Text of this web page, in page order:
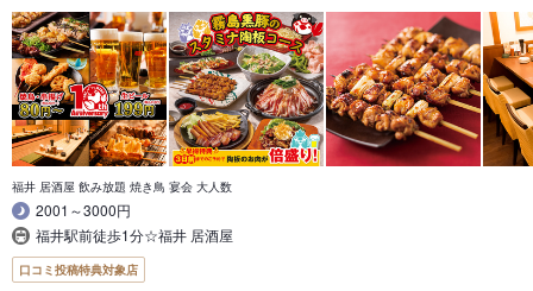
福井 居酒屋 飲み放題 焼き鳥 宴会 大人数
2001～3000円
福井駅前徒歩1分☆福井 居酒屋
口コミ投稿特典対象店